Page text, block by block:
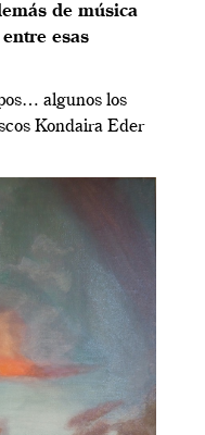
de música
esas
algunos los
Kondaira Eder